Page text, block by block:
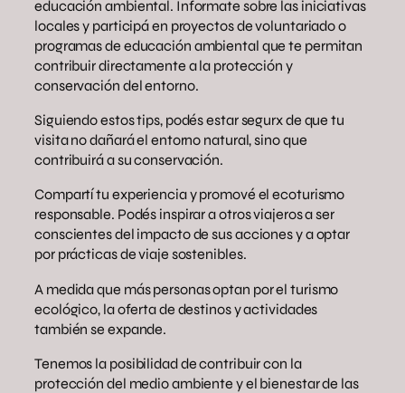
educación ambiental. Informate sobre las iniciativas
locales y participá en proyectos de voluntariado o
programas de educación ambiental que te permitan
contribuir directamente a la protección y
conservación del entorno.
Siguiendo estos tips, podés estar segurx de que tu
visita no dañará el entorno natural, sino que
contribuirá a su conservación.
Compartí tu experiencia y promové el ecoturismo
responsable. Podés inspirar a otros viajeros a ser
conscientes del impacto de sus acciones y a optar
por prácticas de viaje sostenibles.
A medida que más personas optan por el turismo
ecológico, la oferta de destinos y actividades
también se expande.
Tenemos la posibilidad de contribuir con la
protección del medio ambiente y el bienestar de las